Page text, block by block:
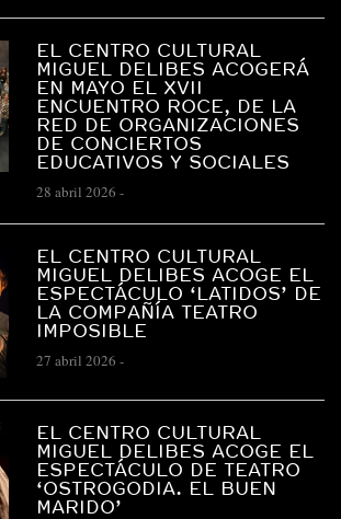
EL CENTRO CULTURAL
MIGUEL DELIBES ACOGERÁ
EN MAYO EL XVII
ENCUENTRO ROCE, DE LA
RED DE ORGANIZACIONES
DE CONCIERTOS
EDUCATIVOS Y SOCIALES
28 abril 2026 -
EL CENTRO CULTURAL
MIGUEL DELIBES ACOGE EL
ESPECTÁCULO ‘LATIDOS’ DE
LA COMPAÑÍA TEATRO
IMPOSIBLE
27 abril 2026 -
EL CENTRO CULTURAL
MIGUEL DELIBES ACOGE EL
ESPECTÁCULO DE TEATRO
‘OSTROGODIA. EL BUEN
MARIDO’